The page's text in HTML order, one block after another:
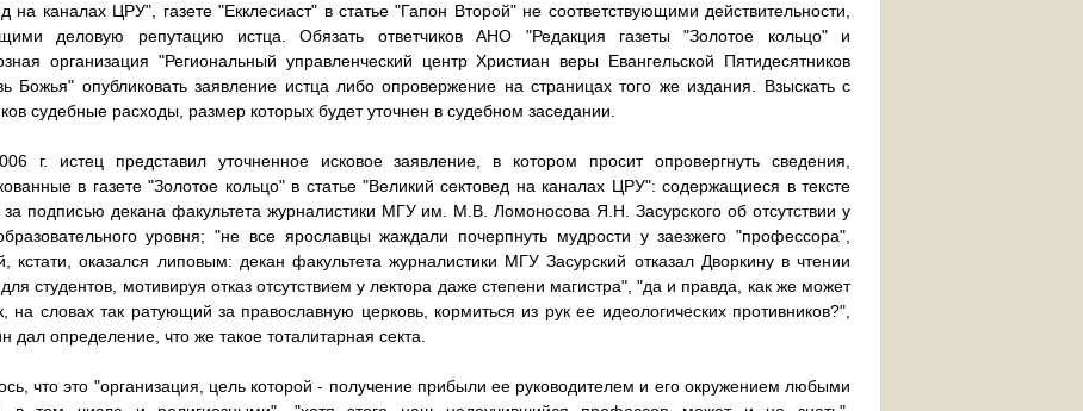
на каналах ЦРУ", газете "Екклесиаст" в статье "Гапон Второй" не соответствующими действительности,
деловую репутацию истца. Обязать ответчиков АНО "Редакция газеты "Золотое кольцо" и
организация "Региональный управленческий центр Христиан веры Евангельской Пятидесятников
Божья" опубликовать заявление истца либо опровержение на страницах того же издания. Взыскать с
судебные расходы, размер которых будет уточнен в судебном заседании.
г. истец представил уточненное исковое заявление, в котором просит опровергнуть сведения,
в газете "Золотое кольцо" в статье "Великий сектовед на каналах ЦРУ": содержащиеся в тексте
за подписью декана факультета журналистики МГУ им. М.В. Ломоносова Я.Н. Засурского об отсутствии у
уровня; "не все ярославцы жаждали почерпнуть мудрости у заезжего "профессора",
кстати, оказался липовым: декан факультета журналистики МГУ Засурский отказал Дворкину в чтении
студентов, мотивируя отказ отсутствием у лектора даже степени магистра", "да и правда, как же может
на словах так ратующий за православную церковь, кормиться из рук ее идеологических противников?",
дал определение, что же такое тоталитарная секта.
что это "организация, цель которой - получение прибыли ее руководителем и его окружением любыми